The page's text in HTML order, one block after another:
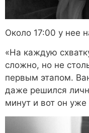
Около 17:00 у нее
«На каждую
сложно, но не
первым этапом.
даже решился
минут и вот он уже